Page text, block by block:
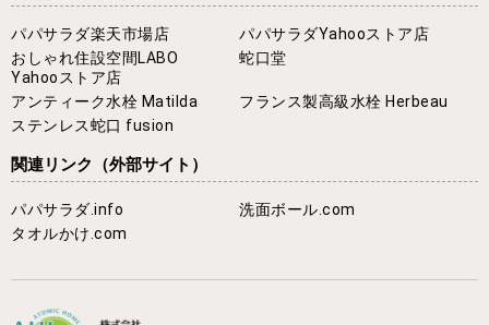
パパサラダ楽天市場店
パパサラダYahooストア店
おしゃれ住設空間LABO
Yahooストア店
蛇口堂
アンティーク水栓 Matilda
フランス製高級水栓 Herbeau
ステンレス蛇口 fusion
関連リンク （外部サイト）
パパサラダ.info
洗面ボール.com
タオルかけ.com